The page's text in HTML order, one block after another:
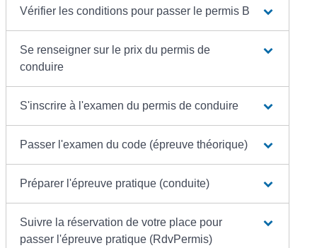
Vérifier les conditions pour passer le permis B
Se renseigner sur le prix du permis de
conduire
S'inscrire à l'examen du permis de conduire
Passer l'examen du code (épreuve théorique)
Préparer l'épreuve pratique (conduite)
Suivre la réservation de votre place pour
passer l'épreuve pratique (RdvPermis)